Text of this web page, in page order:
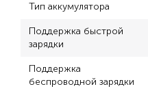
Тип аккумулятора
Поддержка быстрой
зарядки
Поддержка
беспроводной зарядки